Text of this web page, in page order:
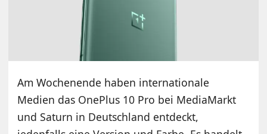
Am Wochenende haben internationale
Medien das OnePlus 10 Pro bei MediaMarkt
und Saturn in Deutschland entdeckt,